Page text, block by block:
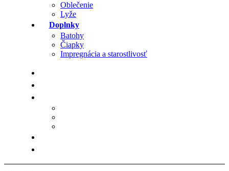
Oblečenie
Lyže
Doplnky
Batohy
Čiapky
Impregnácia a starostlivosť